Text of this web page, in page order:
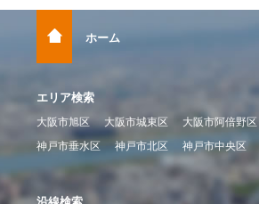
ホーム
エリア検索
大阪市旭区 大阪市城東区 大阪市阿倍野区
神戸市垂水区
神戸市北区 神戸市中央区